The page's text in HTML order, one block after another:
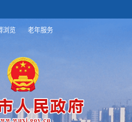
浏览 老年服务